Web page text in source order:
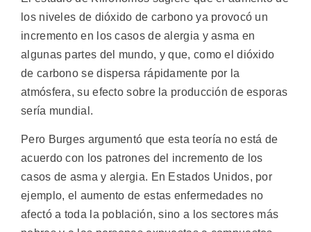
los niveles de dióxido de carbono ya provocó un
incremento en los casos de alergia y asma en
algunas partes del mundo, y que, como el dióxido
de carbono se dispersa rápidamente por la
atmósfera, su efecto sobre la producción de esporas
sería mundial.
Pero Burges argumentó que esta teoría no está de
acuerdo con los patrones del incremento de los
casos de asma y alergia. En Estados Unidos, por
ejemplo, el aumento de estas enfermedades no
afectó a toda la población, sino a los sectores más